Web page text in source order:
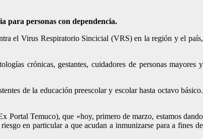
para personas con dependencia.
el Virus Respiratorio Sincicial (VRS) en la región y el país,
crónicas, gestantes, cuidadores de personas mayores y
de la educación preescolar y escolar hasta octavo básico.
Portal Temuco), que «hoy, primero de marzo, estamos dando
en particular a que acudan a inmunizarse para a fines de